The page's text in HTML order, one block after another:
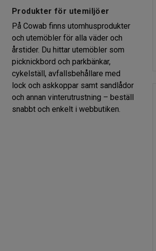
Produkter för utemiljöer
På Cowab finns utomhusprodukter
och utemöbler för alla väder och
årstider. Du hittar utemöbler som
picknickbord och parkbänkar,
cykelställ, avfallsbehållare med
lock och askkoppar samt sandlådor
och annan vinterutrustning – beställ
snabbt och enkelt i webbutiken.